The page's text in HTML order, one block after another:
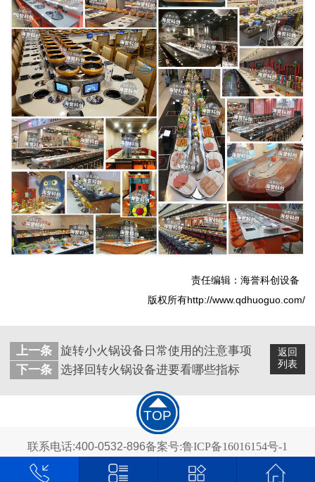
责任编辑：海誉科创设备
版权所有http://www.qdhuoguo.com/
返回
列表
上一条
旋转小火锅设备日常使用的注意事项
下一条
选择回转火锅设备进要看哪些指标
TOP
联系电话:400-0532-896备案号:鲁ICP备16016154号-1
版权所有©2016 青岛海誉科创智能设备有限公司 All rights